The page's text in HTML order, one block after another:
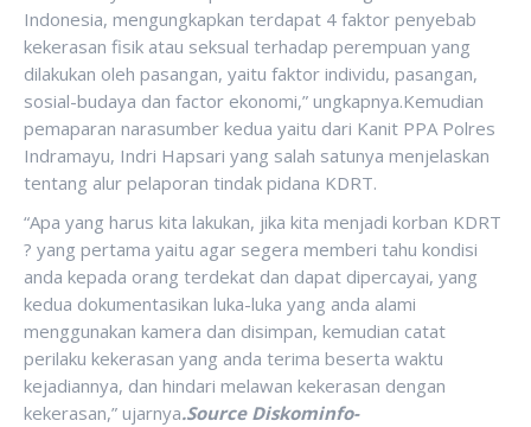
Indonesia, mengungkapkan terdapat 4 faktor penyebab
kekerasan fisik atau seksual terhadap perempuan yang
dilakukan oleh pasangan, yaitu faktor individu, pasangan,
sosial-budaya dan factor ekonomi,” ungkapnya.Kemudian
pemaparan narasumber kedua yaitu dari Kanit PPA Polres
Indramayu, Indri Hapsari yang salah satunya menjelaskan
tentang alur pelaporan tindak pidana KDRT.
“Apa yang harus kita lakukan, jika kita menjadi korban KDRT
? yang pertama yaitu agar segera memberi tahu kondisi
anda kepada orang terdekat dan dapat dipercayai, yang
kedua dokumentasikan luka-luka yang anda alami
menggunakan kamera dan disimpan, kemudian catat
perilaku kekerasan yang anda terima beserta waktu
kejadiannya, dan hindari melawan kekerasan dengan
kekerasan,” ujarnya.Source Diskominfo-